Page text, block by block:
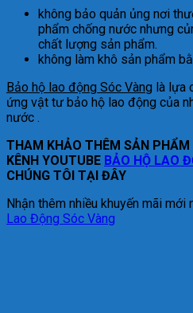
không bảo quản ủng nơi
phẩm chống nước nhưng
chất lượng sản phẩm.
không làm khô sản phẩm
Bảo hộ lao động Sóc Vàng là lựa
ứng vật tư bảo hộ lao động của
nước .
THAM KHẢO THÊM SẢN PHẨM
KÊNH YOUTUBE BẢO HỘ LAO
CHÚNG TÔI TẠI ĐÂY
Nhận thêm nhiều khuyến mãi mới
Lao Động Sóc Vàng